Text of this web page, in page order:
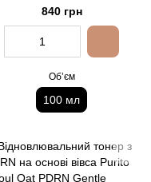
Seoul Oat-in Calming Gel
Cream, 100 мл
840 грн
Обʼєм
100 мл